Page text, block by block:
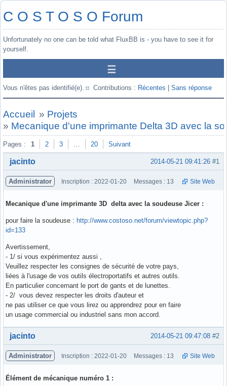
C O S T O S O Forum
Unfortunately no one can be told what FluxBB is - you have to see it for
yourself.
Vous n'êtes pas identifié(e). Contributions : Récentes Sans réponse
Accueil » Projets
» Mecanique d'une imprimante Delta 3D avec la
Pages : 1 2 3 … 20 Suivant
#1
2014-05-21 09:41:26
jacinto
Administrator Inscription : 2022-01-20 Messages : 13 Site Web
Mecanique d'une imprimante 3D delta avec la soudeuse Jicer :
pour faire la soudeuse : http://www.costoso.net/forum/viewtopic.php?
id=133
Avertissement,
- 1/ si vous expérimentez aussi ,
Veuillez respecter les consignes de sécurité de votre pays,
liées à l'usage de vos outils électroportatifs et autres outils.
En particulier concernant le port de gants et de lunettes.
- 2/ vous devez respecter les droits d'auteur et
ne pas utiliser ce que vous lirez ou apprendrez pour en faire
un usage commercial ou industriel sans mon accord.
Hors ligne #2
2014-05-21 09:47:08
jacinto
Administrator Inscription : 2022-01-20 Messages : 13 Site Web
Élément de mécanique numéro 1 :